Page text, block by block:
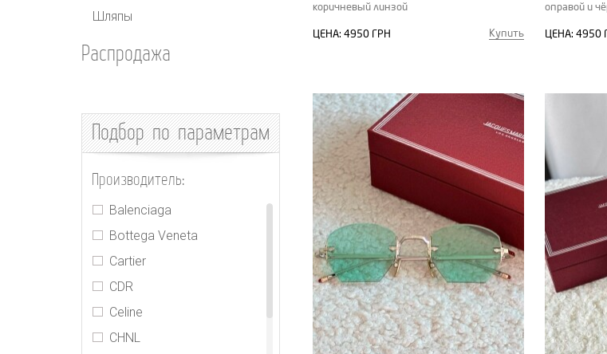
Шляпы
Распродажа
Подборпо параметрам
Производитель:
Balenciaga
Bottega Veneta
Cartier
CDR
Celine
CHNL
коричневый линзой
ЦЕНА: 4950 ГРН Купить
оправой и
ЦЕНА: 4950